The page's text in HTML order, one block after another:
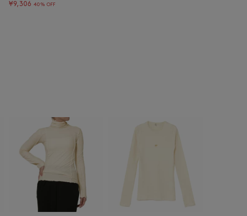
¥9,306 40% OFF